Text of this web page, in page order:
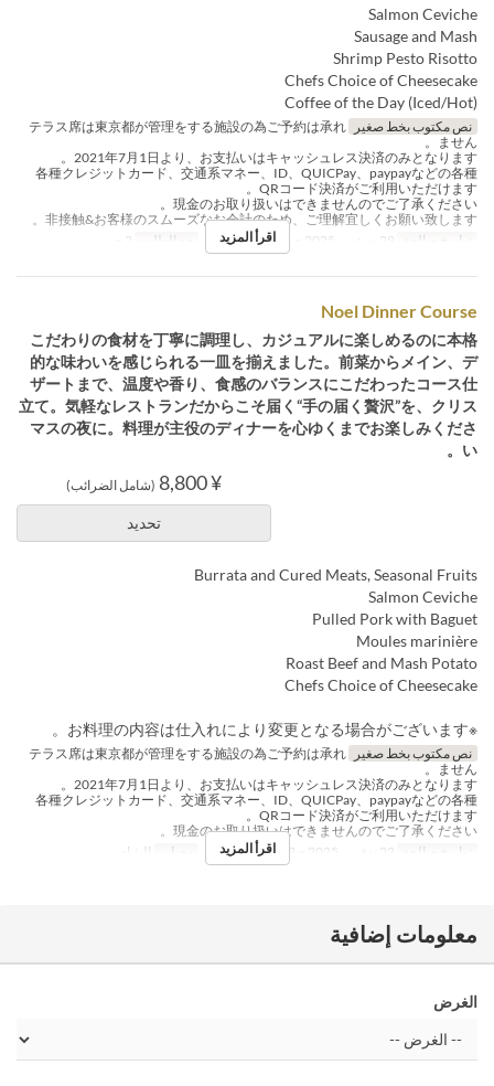
Salmon Ceviche
Sausage and Mash
Shrimp Pesto Risotto
Chefs Choice of Cheesecake
Coffee of the Day (Iced/Hot)
نص مكتوب بخط صغير
テラス席は東京都が管理をする施設の為ご予約は承れ
ません。
2021年7月1日より、お支払いはキャッシュレス決済のみとなります。
各種クレジットカード、交通系マネー、ID、QUICPay、paypayなどの各種
QRコード決済がご利用いただけます。
現金のお取り扱いはできませんのでご了承ください。
非接触&お客様のスムーズなお会計のため、ご理解宜しくお願い致します。
تواريخ صالحة
وجبات العشاء حد الطلب اقرأ المزيد
Noel Dinner Course
こだわりの食材を丁寧に調理し、カジュアルに楽しめるのに本格
的な味わいを感じられる一皿を揃えました。前菜からメイン、デ
ザートまで、温度や香り、食感のバランスにこだわったコース仕
立て。気軽なレストランだからこそ届く“手の届く贅沢”を、クリス
マスの夜に。料理が主役のディナーを心ゆくまでお楽しみくださ
い。
¥ 8,800 (شامل الضرائب)
تحديد
Burrata and Cured Meats, Seasonal Fruits
Salmon Ceviche
Pulled Pork with Baguet
Moules marinière
Roast Beef and Mash Potato
Chefs Choice of Cheesecake
※お料理の内容は仕入れにより変更となる場合がございます。
نص مكتوب بخط صغير
テラス席は東京都が管理をする施設の為ご予約は承れ
ません。
2021年7月1日より、お支払いはキャッシュレス決済のみとなります。
各種クレジットカード、交通系マネー、ID、QUICPay、paypayなどの各種
QRコード決済がご利用いただけます。
現金のお取り扱いはできませんのでご了承ください。
تواريخ صالحة
وجبات الشاي اقرأ المزيد
معلومات إضافية
الغرض